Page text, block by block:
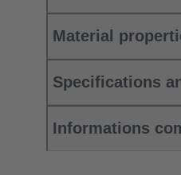
Material
Specifications
Informations